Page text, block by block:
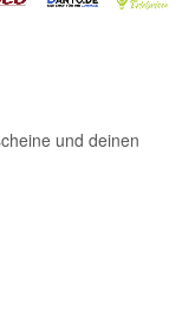
und deinen